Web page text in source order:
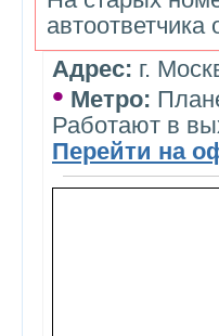
Адрес: г.
• Метро:
Работают в
Перейти на